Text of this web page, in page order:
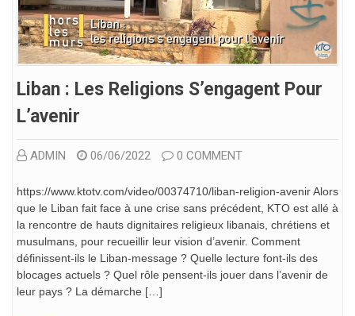
Liban : Les Religions S’engagent Pour
L’avenir
ADMIN 06/06/2022 0 COMMENT
https://www.ktotv.com/video/00374710/liban-religion-avenir Alors
que le Liban fait face à une crise sans précédent, KTO est allé à
la rencontre de hauts dignitaires religieux libanais, chrétiens et
musulmans, pour recueillir leur vision d’avenir. Comment
définissent-ils le Liban-message ? Quelle lecture font-ils des
blocages actuels ? Quel rôle pensent-ils jouer dans l’avenir de
leur pays ? La démarche […]